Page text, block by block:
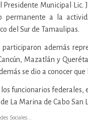
Presidente Municipal Lic.
permanente a la
del Sur de Tamaulipas.
participaron además
Mazatlán y
se dio a conocer
los funcionarios
La Marina de Cabo San
Sociales...